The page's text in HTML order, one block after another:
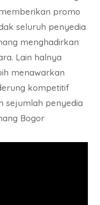
promo
seluruh penyedia
menghadirkan
Lain halnya
menawarkan
kompetitif
sejumlah penyedia
Bogor